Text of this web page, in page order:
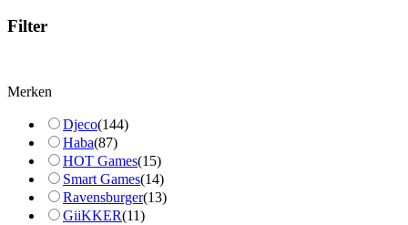
Filter
Merken
Djeco(144)
Haba(87)
HOT Games(15)
Smart Games(14)
Ravensburger(13)
GiiKKER(11)